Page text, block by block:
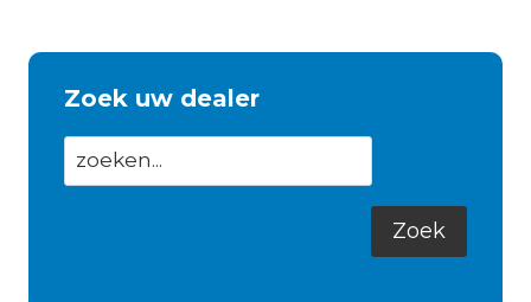
Zoek uw dealer